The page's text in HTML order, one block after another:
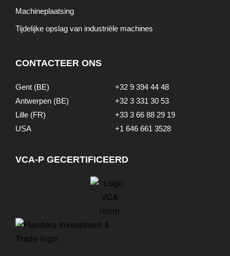
Machineplaatsing
Tijdelijke opslag van industriële machines
CONTACTEER ONS
Gent (BE)
Antwerpen (BE)
Lille (FR)
USA
+32 9 394 44 48
+32 3 331 30 53
+33 3 66 88 29 19
+1 646 661 3528
VCA-P GECERTIFICEERD